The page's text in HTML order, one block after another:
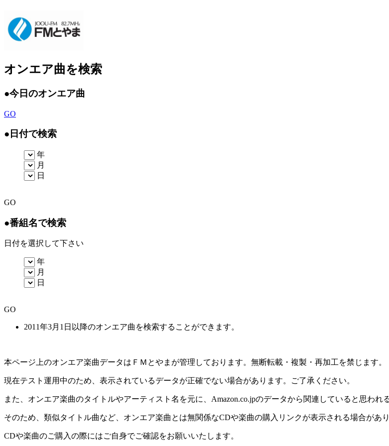
オンエア曲を検索
●今日のオンエア曲
GO
● 日付で検索
年
月
日
GO
●番組名で検索
日付を選択して下さい
年
月
日
GO
2011年3月1日以降のオンエア曲を検索することができます。
本ページ上のオンエア楽曲データはＦＭとやまが管理しております。無断転載・複製・再加工を禁じます。
現在テスト運用中のため、表示されているデータが正確でない場合があります。ご了承ください。
また、オンエア楽曲のタイトルやアーティスト名を元に、Amazon.co.jpのデータから関連していると思われ
そのため、類似タイトル曲など、オンエア楽曲とは無関係なCDや楽曲の購入リンクが表示される場合があ
CDや楽曲のご購入の際にはご自身でご確認をお願いいたします。